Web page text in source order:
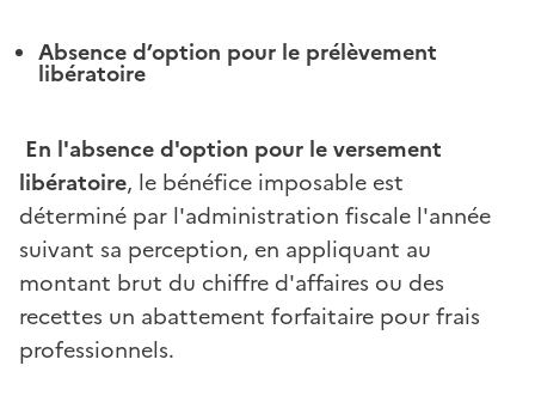
Absence d’option pour le prélèvement
libératoire
En l'absence d'option pour le versement
libératoire, le bénéfice imposable est
déterminé par l'administration fiscale l'année
suivant sa perception, en appliquant au
montant brut du chiffre d'affaires ou des
recettes un abattement forfaitaire pour frais
professionnels.